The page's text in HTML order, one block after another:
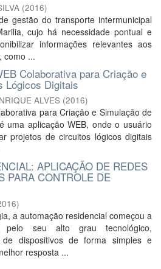
(2016)
gestão do transporte intermunicipal
cujo há necessidade pontual e
informações relevantes aos
como ...
Colaborativa para Criação e
Lógicos Digitais
ALVES (2016)
para Criação e Simulação de
uma aplicação WEB, onde o usuário
projetos de circuitos lógicos digitais
APLICAÇÃO DE REDES
PARA CONTROLE DE
)
a automação residencial começou a
pelo seu alto grau tecnológico,
dispositivos de forma simples e
resposta ...